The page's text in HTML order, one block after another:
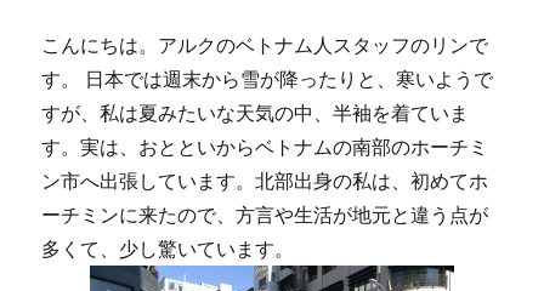
こんにちは。アルクのベトナム人スタッフのリンで
す。 日本では週末から雪が降ったりと、寒いようで
すが、私は夏みたいな天気の中、半袖を着ていま
す。実は、おとといからベトナムの南部のホーチミ
ン市へ出張しています。北部出身の私は、初めてホ
ーチミンに来たので、方言や生活が地元と違う点が
多くて、少し驚いています。